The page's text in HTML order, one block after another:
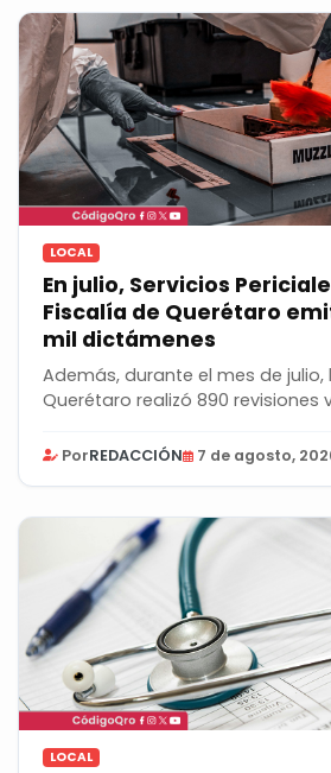
LOCAL
En julio, Servicios
Fiscalía de Querétaro
mil dictámenes
Además, durante el mes de julio,
Querétaro realizó 890 revisiones
PorREDACCIÓN 7 de agosto,
LOCAL